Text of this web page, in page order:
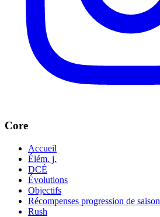
Core
Accueil
Élém. j.
DCÉ
Évolutions
Objectifs
Récompenses progression de saison
Rush